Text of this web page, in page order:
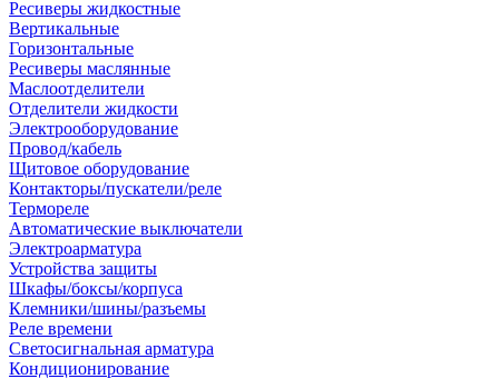
Ресиверы жидкостные
Вертикальные
Горизонтальные
Ресиверы маслянные
Маслоотделители
Отделители жидкости
Электрооборудование
Провод/кабель
Щитовое оборудование
Контакторы/пускатели/реле
Термореле
Автоматические выключатели
Электроарматура
Устройства защиты
Шкафы/боксы/корпуса
Клемники/шины/разъемы
Реле времени
Светосигнальная арматура
Кондиционирование